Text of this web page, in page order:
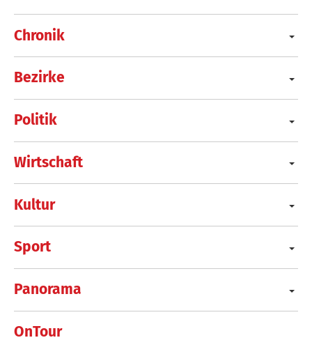
Chronik
Bezirke
Politik
Wirtschaft
Kultur
Sport
Panorama
OnTour